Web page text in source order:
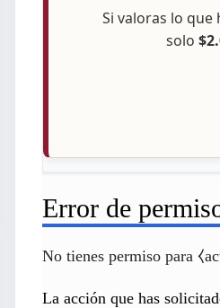
Si valoras lo
solo
Error de
No tienes permiso para
La acción que has